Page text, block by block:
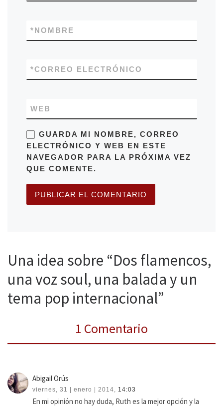
NOMBRE
*
CORREO ELECTRÓNICO
*
WEB
GUARDA MI NOMBRE, CORREO
ELECTRÓNICO Y WEB EN ESTE
NAVEGADOR PARA LA PRÓXIMA VEZ
QUE COMENTE.
Una idea sobre “Dos flamencos,
una voz soul, una balada y un
tema pop internacional”
1 Comentario
Abigail Orús
viernes, 31 | enero | 2014, 14:03
En mi opinión no hay duda, Ruth es la mejor opción y la